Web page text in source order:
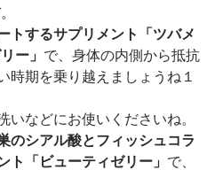
トするサプリメント「ツバメ
ー」 で、身体の内側から抵抗
時期を乗り越えましょうね１
などにお使いくださいね。
のシアル酸とフィッシュコラ
ト「ビューティゼリー」 で、